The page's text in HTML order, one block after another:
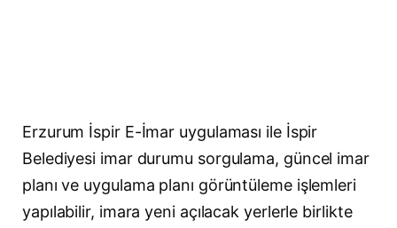
Erzurum İspir E-İmar uygulaması ile İspir
Belediyesi imar durumu sorgulama, güncel imar
planı ve uygulama planı görüntüleme işlemleri
yapılabilir, imara yeni açılacak yerlerle birlikte